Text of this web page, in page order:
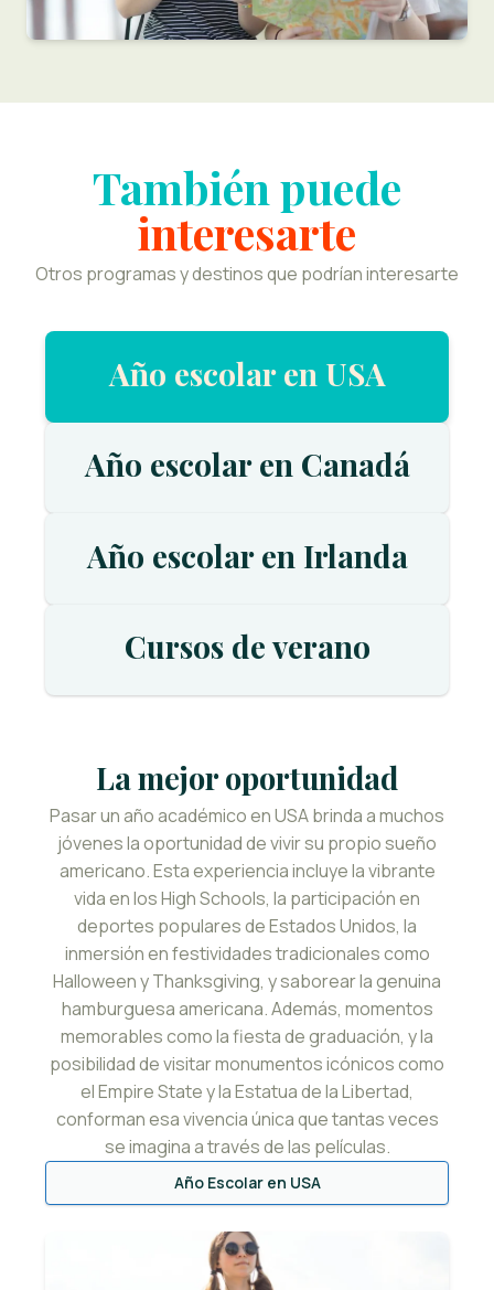
También puede
interesarte
Otros programas y destinos que podrían interesarte
Año escolar en USA
Año escolar en Canadá
Año escolar en Irlanda
Cursos de verano
La mejor oportunidad
Pasar un año académico en USA brinda a muchos
jóvenes la oportunidad de vivir su propio sueño
americano. Esta experiencia incluye la vibrante
vida en los High Schools, la participación en
deportes populares de Estados Unidos, la
inmersión en festividades tradicionales como
Halloween y Thanksgiving, y saborear la genuina
hamburguesa americana. Además, momentos
memorables como la fiesta de graduación, y la
posibilidad de visitar monumentos icónicos como
el Empire State y la Estatua de la Libertad,
conforman esa vivencia única que tantas veces
se imagina a través de las películas.
Año Escolar en USA